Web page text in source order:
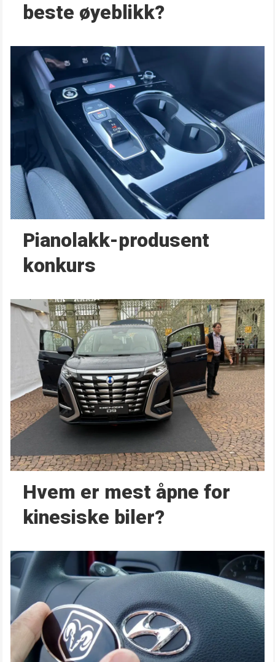
beste øyeblikk?
Pianolakk-produsent
konkurs
Hvem er mest åpne for
kinesiske biler?